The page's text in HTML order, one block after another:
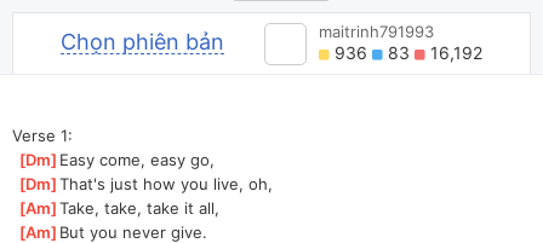
Chọn phiên bản maitrinh791993
936 83 16,192
Verse 1:
[Dm ]Easy come, easy go,
[Dm ]
That's just how you live, oh,
[Am ]
Take, take, take it all,
[Am ]But you never give.